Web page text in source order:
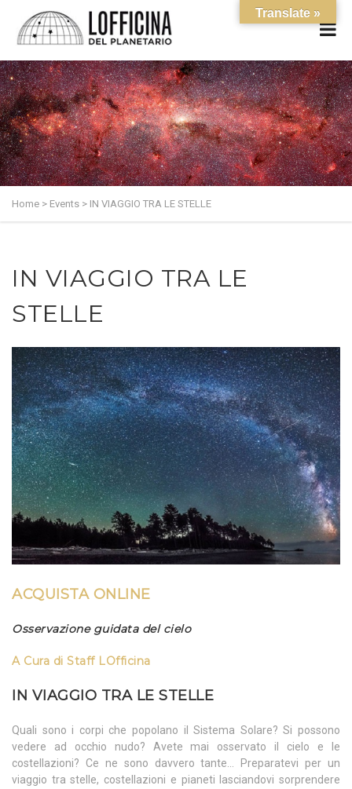
Home > Events > IN VIAGGIO TRA LE STELLE
IN VIAGGIO TRA LE
STELLE
ACQUISTA ONLINE
Osservazione guidata del cielo
A Cura di Staff LOfficina
IN VIAGGIO TRA LE STELLE
Quali sono i corpi che popolano il Sistema Solare? Si possono
vedere ad occhio nudo? Avete mai osservato il cielo e le
costellazioni? Ce ne sono davvero tante… Preparatevi per un
viaggio tra stelle, costellazioni e pianeti lasciandovi sorprendere
Translate »